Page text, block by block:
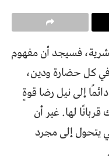
فسيجد أن مفهوم
كل حضارة ودين،
إلى نيل رضا قوةٍ
لها. غير أن
يتحول إلى مجرد